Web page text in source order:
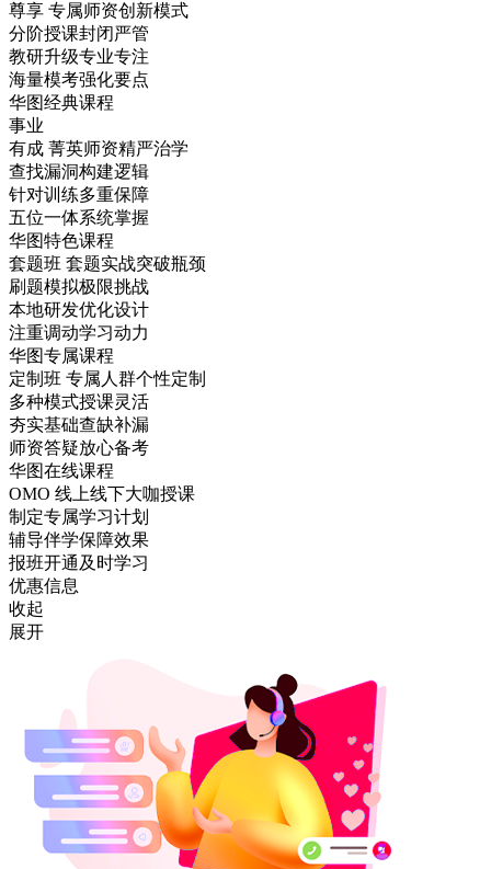
尊享 专属师资创新模式
分阶授课封闭严管
教研升级专业专注
海量模考强化要点
华图经典课程
事业
有成 菁英师资精严治学
查找漏洞构建逻辑
针对训练多重保障
五位一体系统掌握
华图特色课程
套题班 套题实战突破瓶颈
刷题模拟极限挑战
本地研发优化设计
注重调动学习动力
华图专属课程
定制班 专属人群个性定制
多种模式授课灵活
夯实基础查缺补漏
师资答疑放心备考
华图在线课程
OMO 线上线下大咖授课
制定专属学习计划
辅导伴学保障效果
报班开通及时学习
优惠信息
收起
展开